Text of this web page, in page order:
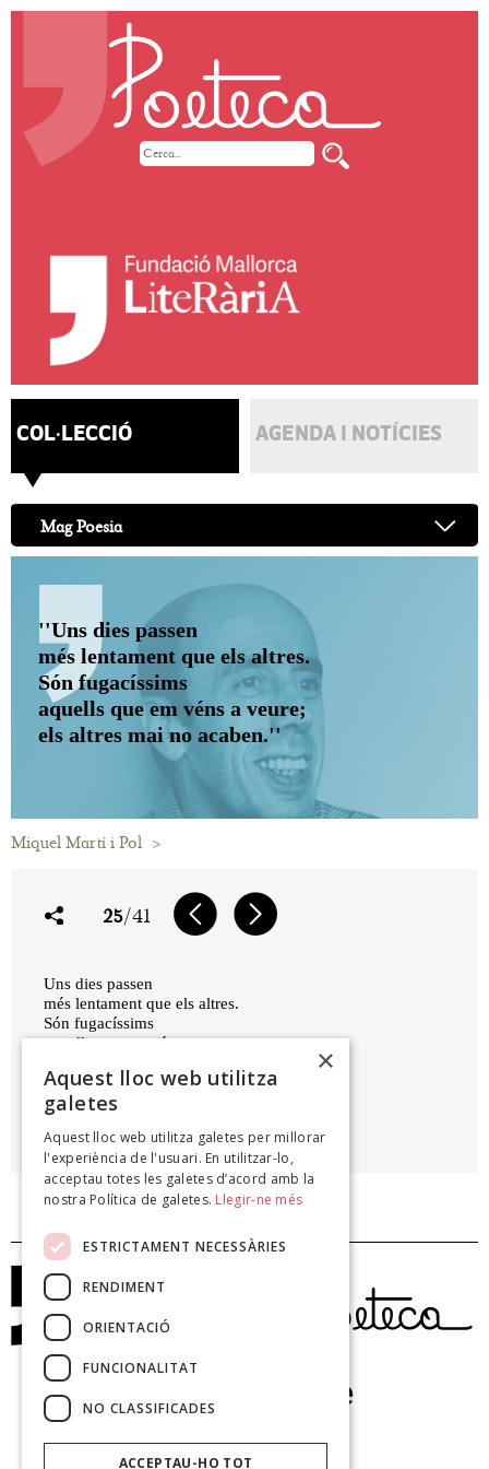
COL·LECCIÓ AGENDA I NOTÍCIES
Mag Poesia
''Uns dies passen
més lentament que els altres.
Són fugacíssims
aquells que em véns a veure;
els altres mai no acaben.''
Miquel Martí i Pol >
25/41
Uns dies passen
més lentament que els altres.
Són fugacíssims
aquells que em véns a veure;
Per preservar la veu, 1985
×
Aquest lloc web utilitza
galetes
Aquest lloc web utilitza galetes per millorar
l'experiència de l'usuari. En utilitzar-lo,
acceptau totes les galetes d’acord amb la
nostra Política de galetes. Llegir-ne més
ESTRICTAMENT NECESSÀRIES
RENDIMENT
ORIENTACIÓ
FUNCIONALITAT
NO CLASSIFICADES
ACCEPTAU-HO TOT